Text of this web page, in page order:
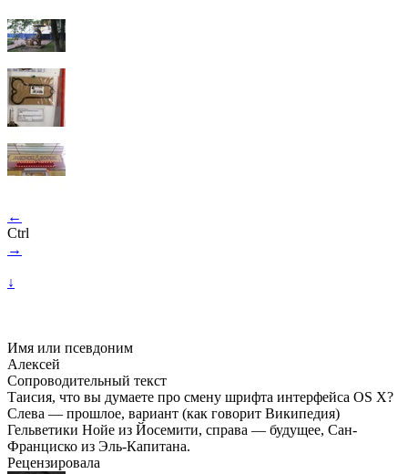
←
Ctrl
→
↓
Имя или псевдоним
Алексей
Сопроводительный текст
Таисия, что вы думаете про смену шрифта интерфейса OS X?
Слева — прошлое, вариант (как говорит Википедия)
Гельветики Нойе из Йосемити, справа — будущее, Сан-
Франциско из Эль-Капитана.
Рецензировала